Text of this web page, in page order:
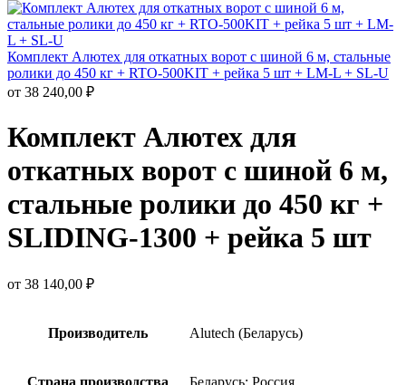
Комплект Алютех для откатных ворот с шиной 6 м, стальные
ролики до 450 кг + RTO-500KIT + рейка 5 шт + LM-L + SL-U
от 38 240,00 ₽
Комплект Алютех для
откатных ворот с шиной 6 м,
стальные ролики до 450 кг +
SLIDING-1300 + рейка 5 шт
от 38 140,00 ₽
Производитель Alutech (Беларусь)